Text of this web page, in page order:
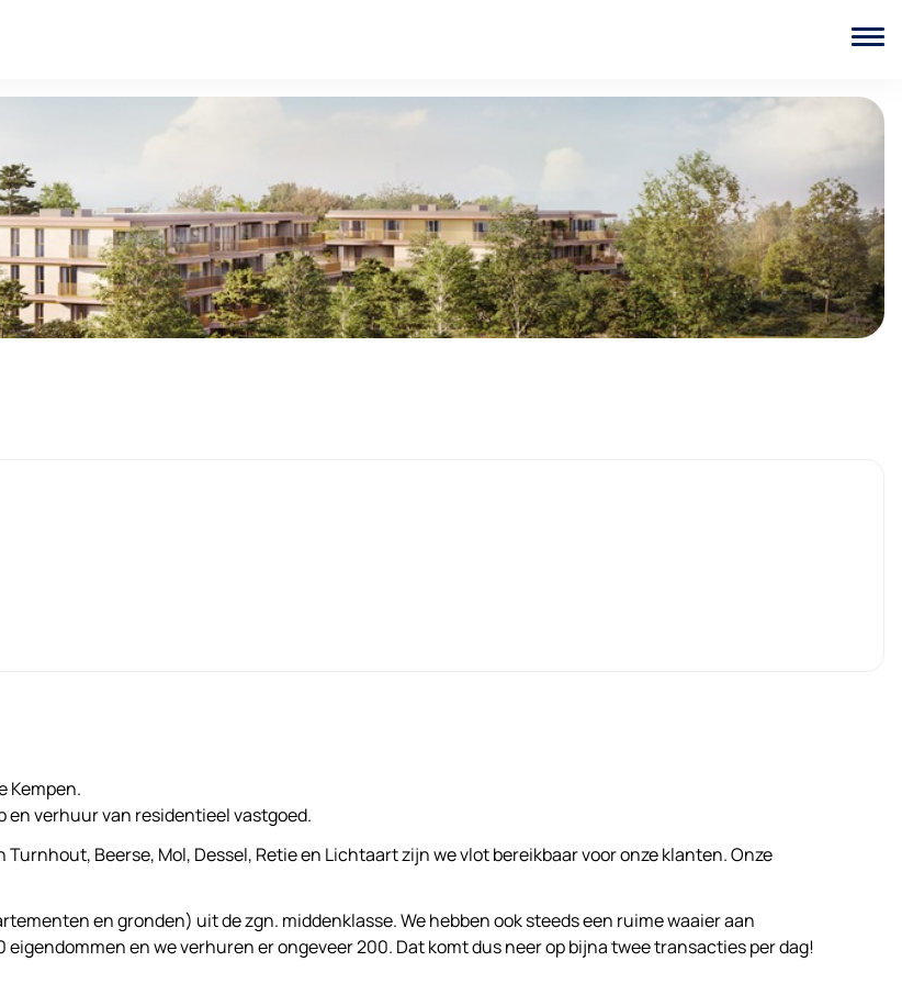
Kempen.
en verhuur van residentieel vastgoed.
Beerse, Mol, Dessel, Retie en Lichtaart zijn we vlot bereikbaar voor onze klanten. Onze
en gronden) uit de zgn. middenklasse. We hebben ook steeds een ruime waaier aan
en we verhuren er ongeveer 200. Dat komt dus neer op bijna twee transacties per dag!